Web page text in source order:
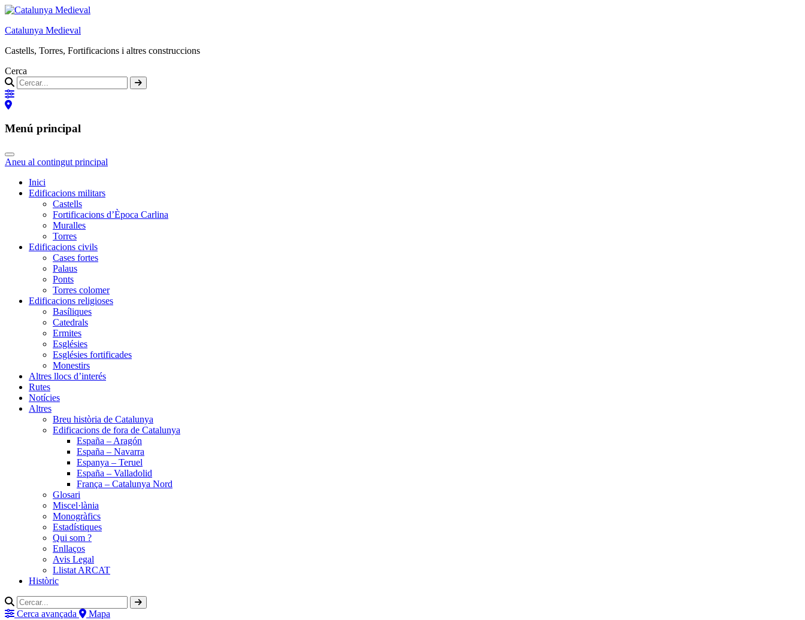
Catalunya Medieval
Castells, Torres, Fortificacions i altres construccions
Cerca
Menú principal
Aneu al contingut principal
Inici
Edificacions militars
Castells
Fortificacions d’Època Carlina
Muralles
Torres
Edificacions civils
Cases fortes
Palaus
Ponts
Torres colomer
Edificacions religioses
Basíliques
Catedrals
Ermites
Esglésies
Esglésies fortificades
Monestirs
Altres llocs d’interés
Rutes
Notícies
Altres
Breu història de Catalunya
Edificacions de fora de Catalunya
España – Aragón
España – Navarra
Espanya – Teruel
España – Valladolid
França – Catalunya Nord
Glosari
Miscel·lània
Monogràfics
Estadístiques
Qui som ?
Enllaços
Avis Legal
Llistat ARCAT
Històric
Cerca avançada Mapa